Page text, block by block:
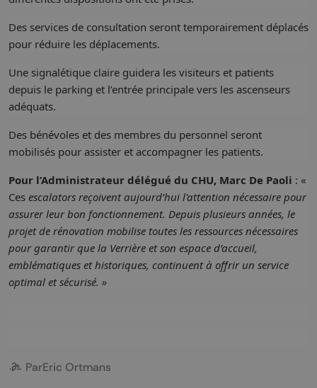
Des services de consultation seront temporairement déplacés
pour réduire les déplacements.
Une signalétique claire guidera les visiteurs et patients
depuis le parking et l’entrée principale vers les ascenseurs
adéquats.
Des bénévoles et des membres du personnel seront
mobilisés pour assister et accompagner les patients.
Pour l’Administrateur délégué du CHU, Marc De Paoli : «
Ces escalators reçoivent aujourd’hui l'attention nécessaire pour
assurer leur bon fonctionnement. Depuis plusieurs années, le
projet de rénovation mobilise toutes les ressources nécessaires
pour garantir que la Verrière et son espace d’accueil,
emblématiques et historiques, continuent à offrir un service
optimal et sécurisé. »
ParEric Ortmans